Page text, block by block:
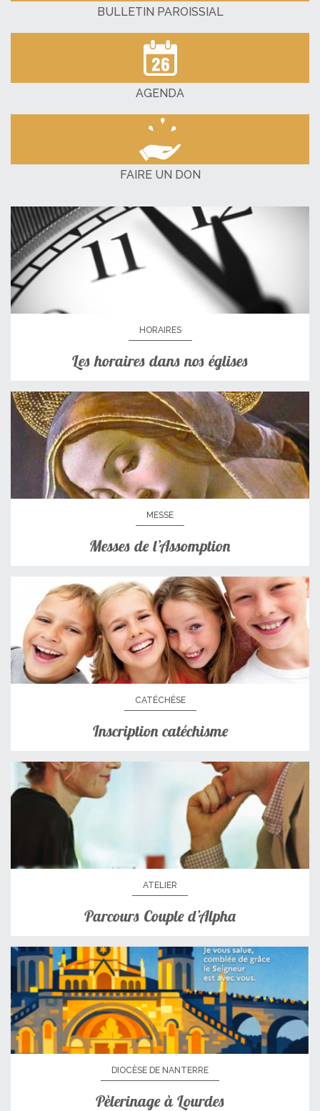
BULLETIN PAROISSIAL
AGENDA
FAIRE UN DON
HORAIRES
Les horaires dans nos églises
MESSE
Messes de l’Assomption
CATÉCHÈSE
Inscription catéchisme
ATELIER
Parcours Couple d’Alpha
DIOCÈSE DE NANTERRE
Pèlerinage à Lourdes